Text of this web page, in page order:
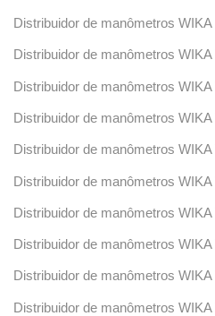
Distribuidor de manômetros
Distribuidor de manômetros WIKA
Distribuidor de manômetros WIKA
Distribuidor de manômetros WIKA
Distribuidor de manômetros
Distribuidor de manômetros WIKA
Distribuidor de manômetros
Distribuidor de manômetros
Distribuidor de manômetros
Distribuidor de manômetros